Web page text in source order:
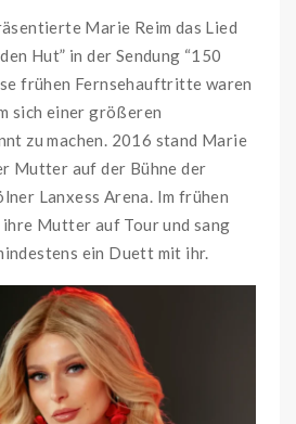
Marie Reim das Lied
Hut” in der Sendung “150
frühen Fernsehauftritte waren
sich einer größeren
zu machen. 2016 stand Marie
Mutter auf der Bühne der
Lanxess Arena. Im frühen
Mutter auf Tour und sang
ein Duett mit ihr.